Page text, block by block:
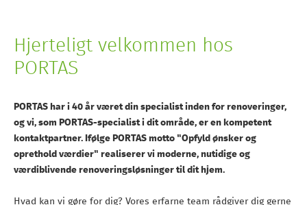
Hjerteligt velkommen hos
PORTAS
PORTAS har i 40 år været din specialist inden for renoveringer,
og vi, som PORTAS-specialist i dit område, er en kompetent
kontaktpartner. Ifølge PORTAS motto "Opfyld ønsker og
oprethold værdier" realiserer vi moderne, nutidige og
værdiblivende renoveringsløsninger til dit hjem.
Hvad kan vi gøre for dig? Vores erfarne team rådgiver dig gerne